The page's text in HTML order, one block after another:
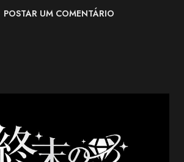
Associação Okinawa Kenjin do Brasil
22 de agosto de 1926 . Além do centenário
tradicional de Okinawa com folk, blues e pop.
do BEGIN estão "Shimanchu nu Takara",
POSTAR UM COMENTÁRIO